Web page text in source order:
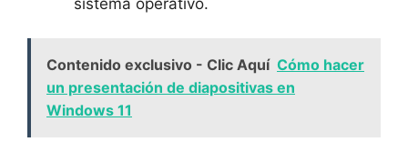
Contenido exclusivo - Clic Aquí Cómo hacer
un presentación de diapositivas en
Windows 11